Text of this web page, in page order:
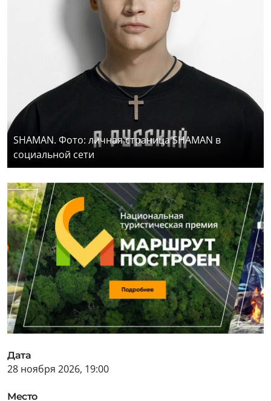
SHAMAN. Фото: личная страница SHAMAN в
социальной сети
Дата
28 ноября 2026, 19:00
Место